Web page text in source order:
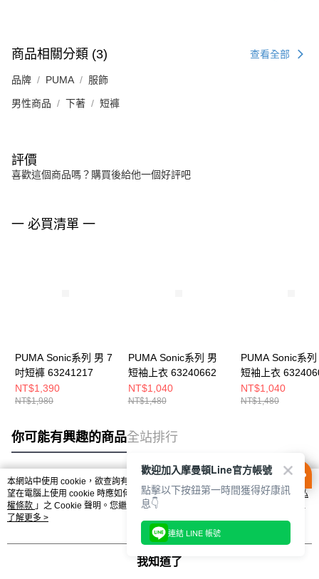
商品相關分類 (3) 查看全部
品牌 PUMA 服飾
男性商品 下著 短褲
評價
喜歡這個商品嗎？購買後給他一個好評吧
一 必買清單 一
PUMA Sonic系列 男 7
吋短褲 63241217
NT$1,390
NT$1,980
PUMA Sonic系列 男
短袖上衣 63240662
NT$1,040
NT$1,480
PUMA Sonic系列
短袖上衣
NT$1,040
NT$1,480
你可能有興趣的商品全站排行
熱門標籤
本網站中使用 cookie，欲查詢有關本網站使用 cookie 方式之詳情，及若您不希
望在電腦上使用 cookie 時應如何變更電腦的 cookie 設定，請參閱本網站「
隱私
權條款 」之 Cookie 聲明。您繼續使用本網站即表示您同意本公司得按本網站使
用條款之 Cookie 聲明使用 cookie。
了解更多 >
我知道了
歡迎加入摩曼頓Line官方帳號
點擊以下按鈕第一時間獲得好康訊
息👇
連結 LINE 帳號